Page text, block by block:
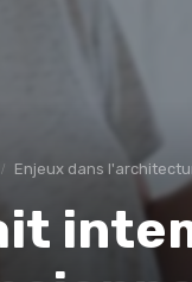
Enjeux dans